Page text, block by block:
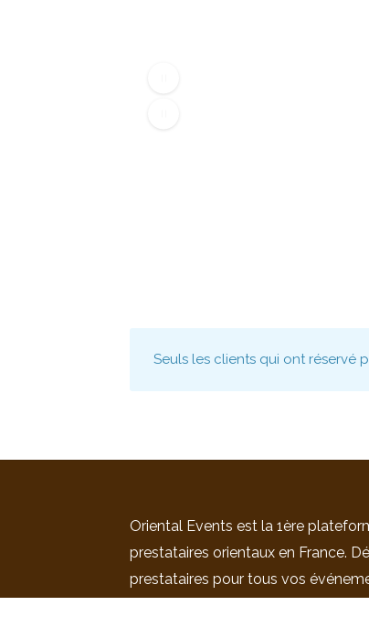
Seuls les clients qui ont réservé
Oriental Events est la 1ère
prestataires orientaux en France.
prestataires pour tous vos